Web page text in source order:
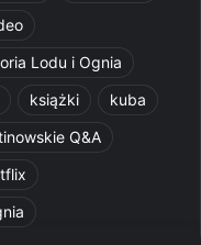
Lodu i Ognia
książki
kuba
Q&A